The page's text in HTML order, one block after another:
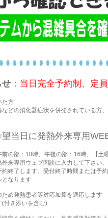
せ ： 当日完全予約制、定
た方
どの消化器症状を併発されている方
当日に発熱外来専用
の部：10時、午後の部：16時、【土
来専用ウェブ問診に入力して下さい
終了します。受付終了時間または予
となります
め発熱患者等対応加算を適応します
(付き添いを含む)